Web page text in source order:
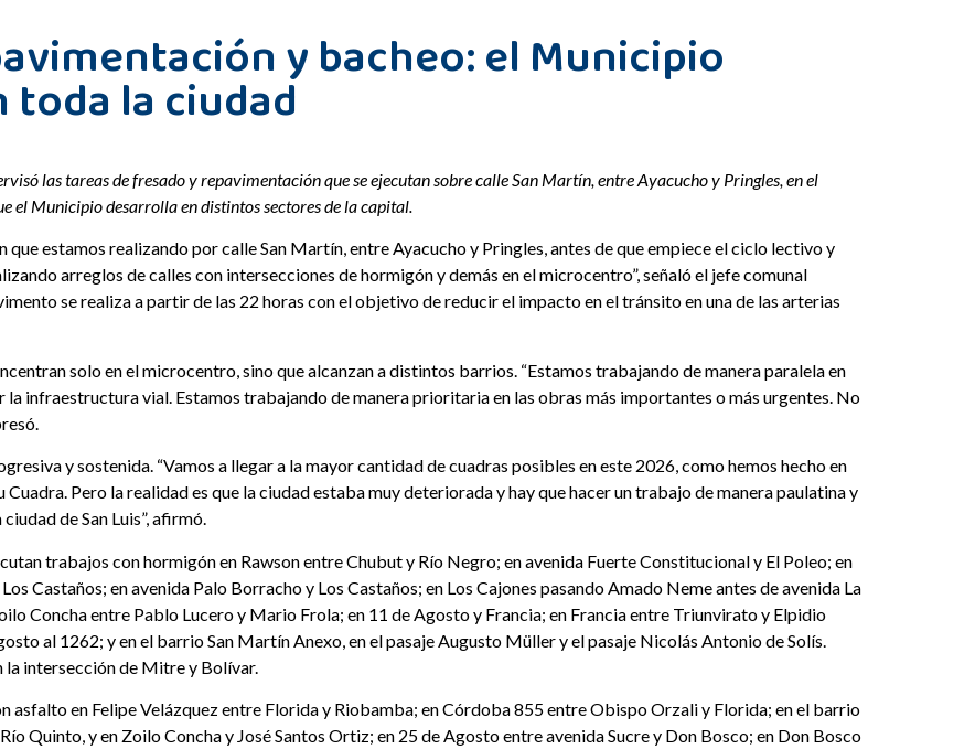
y bacheo: el Municipio
toda la ciudad
las tareas de fresado y repavimentación que se ejecutan sobre calle San Martín, entre Ayacucho y Pringles, en el
el Municipio desarrolla en distintos sectores de la capital.
que estamos realizando por calle San Martín, entre Ayacucho y Pringles, antes de que empiece el ciclo lectivo y
arreglos de calles con intersecciones de hormigón y demás en el microcentro”, señaló el jefe comunal
se realiza a partir de las 22 horas con el objetivo de reducir el impacto en el tránsito en una de las arterias
solo en el microcentro, sino que alcanzan a distintos barrios. “Estamos trabajando de manera paralela en
infraestructura vial. Estamos trabajando de manera prioritaria en las obras más importantes o más urgentes. No
y sostenida. “Vamos a llegar a la mayor cantidad de cuadras posibles en este 2026, como hemos hecho en
Pero la realidad es que la ciudad estaba muy deteriorada y hay que hacer un trabajo de manera paulatina y
de San Luis”, afirmó.
trabajos con hormigón en Rawson entre Chubut y Río Negro; en avenida Fuerte Constitucional y El Poleo; en
Castaños; en avenida Palo Borracho y Los Castaños; en Los Cajones pasando Amado Neme antes de avenida La
Concha entre Pablo Lucero y Mario Frola; en 11 de Agosto y Francia; en Francia entre Triunvirato y Elpidio
al 1262; y en el barrio San Martín Anexo, en el pasaje Augusto Müller y el pasaje Nicolás Antonio de Solís.
la intersección de Mitre y Bolívar.
asfalto en Felipe Velázquez entre Florida y Riobamba; en Córdoba 855 entre Obispo Orzali y Florida; en el barrio
Quinto, y en Zoilo Concha y José Santos Ortiz; en 25 de Agosto entre avenida Sucre y Don Bosco; en Don Bosco